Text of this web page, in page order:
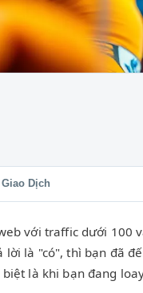
Giao Dịch
với traffic dưới 100
là "có", thì bạn đã
là khi bạn đang